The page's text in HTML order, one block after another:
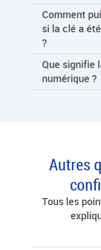
Comment
si la clé a
?
Que signifie
numérique ?
Autres
Tous les